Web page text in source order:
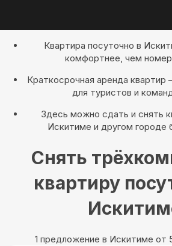
Квартира посуточно в
комфортнее, чем номер
Краткосрочная аренда
для туристов и
Здесь можно сдать и снять
Искитиме и другом городе
Снять
квартиру
1 предложение в Искитиме oт